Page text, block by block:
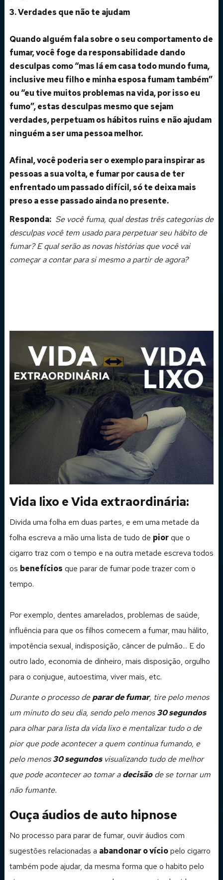
3. Verdades que não te ajudam
Quando alguém fala sobre o seu comportamento de
fumar, você foge da responsabilidade dando
desculpas como “mas lá em casa todo mundo fuma,
inclusive meu filho e minha esposa fumam também”
ou “eu tive muitos problemas na vida, por isso eu
fumo”, estas desculpas mesmo que sejam
verdades, perpetuam os hábitos ruins e não ajudam
ninguém a ser uma pessoa melhor.
Afinal, você poderia ser o exemplo para inspirar as
pessoas a sua volta, e fumar por causa de ter
enfrentado um passado difícil, só te deixa mais
preso a esse passado ainda no presente.
Responda: Se você fuma, qual destas três categorias de
desculpas você tem usado para perpetuar seu hábito de
fumar? E qual serão as novas histórias que você vai
começar a contar para si mesmo a partir de agora?
Vida lixo e Vida extraordinária:
Divida uma folha em duas partes, e em uma metade da
folha escreva a mão uma lista de tudo de piorque o
cigarro traz com o tempo e na outra metade escreva todos
os benefícios que parar de fumar pode trazer com o
tempo.
Por exemplo, dentes amarelados, problemas de saúde,
influência para que os filhos comecem a fumar, mau hálito,
impotência sexual, indisposição, câncer de pulmão... E do
outro lado, economia de dinheiro, mais disposição, orgulho
para o conjugue, autoestima, viver mais, etc.
Durante o processo deparar de fumar, tire pelo menos
um minuto do seu dia, sendo pelo menos30 segundos
para olhar para lista da vida lixo e mentalizar tudo o de
pior que pode acontecer a quem continua fumando, e
pelo menos30 segundosvisualizando tudo de melhor
que pode acontecer ao tomar adecisãode se tornar um
não fumante.
Ouça áudios de auto hipnose
No processo para parar de fumar, ouvir áudios com
sugestões relacionadas a abandonar o víciopelo cigarro
também pode ajudar, da mesma forma que o habito pelo